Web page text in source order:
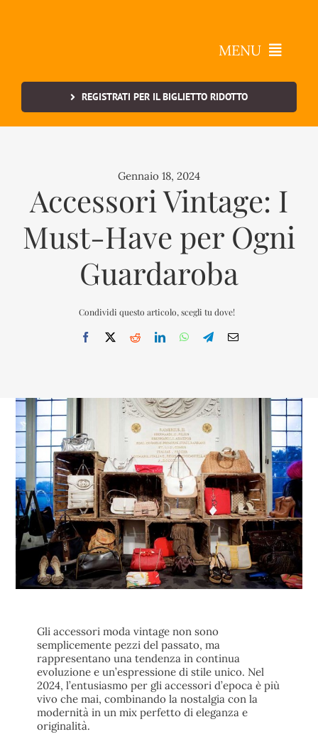
MENU
Vintage a Belgioioso
REGISTRATI PER IL BIGLIETTO RIDOTTO
Gennaio 18, 2024
Accessori Vintage: I
Must-Have per Ogni
Guardaroba
Condividi questo articolo, scegli tu dove!
Gli accessori moda vintage non sono
semplicemente pezzi del passato, ma
rappresentano una tendenza in continua
evoluzione e un’espressione di stile unico. Nel
2024, l’entusiasmo per gli accessori d’epoca è più
vivo che mai, combinando la nostalgia con la
modernità in un mix perfetto di eleganza e
originalità.